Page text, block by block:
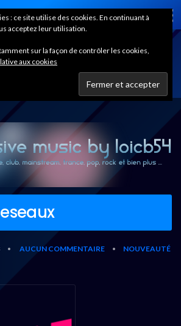
Home
• AUCUN COMMENTAIRE •
NOUVEAUTÉ
: ce site utilise des cookies. En continuant à
acceptez leur utilisation.
sur la façon de contrôler les cookies,
aux cookies